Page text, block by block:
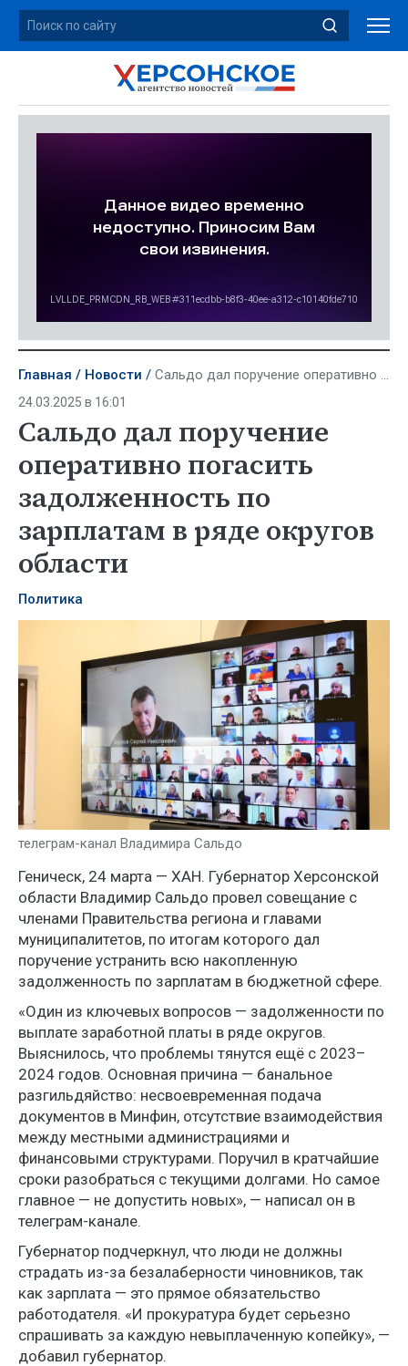
Главная Новости Сальдо дал поручение оперативно погасить задолженность по зарплатам в ряде округов области
24.03.2025 в 16:01
Сальдо дал поручение
оперативно погасить
задолженность по
зарплатам в ряде округов
области
Политика
телеграм-канал Владимира Сальдо
Геническ, 24 марта — ХАН. Губернатор Херсонской
области Владимир Сальдо провел совещание с
членами Правительства региона и главами
муниципалитетов, по итогам которого дал
поручение устранить всю накопленную
задолженность по зарплатам в бюджетной сфере.
«Один из ключевых вопросов — задолженности по
выплате заработной платы в ряде округов.
Выяснилось, что проблемы тянутся ещё с 2023–
2024 годов. Основная причина — банальное
разгильдяйство: несвоевременная подача
документов в Минфин, отсутствие взаимодействия
между местными администрациями и
финансовыми структурами. Поручил в кратчайшие
сроки разобраться с текущими долгами. Но самое
главное — не допустить новых», — написал он в
телеграм-канале.
Губернатор подчеркнул, что люди не должны
страдать из-за безалаберности чиновников, так
как зарплата — это прямое обязательство
работодателя. «И прокуратура будет серьезно
спрашивать за каждую невыплаченную копейку», —
добавил губернатор.